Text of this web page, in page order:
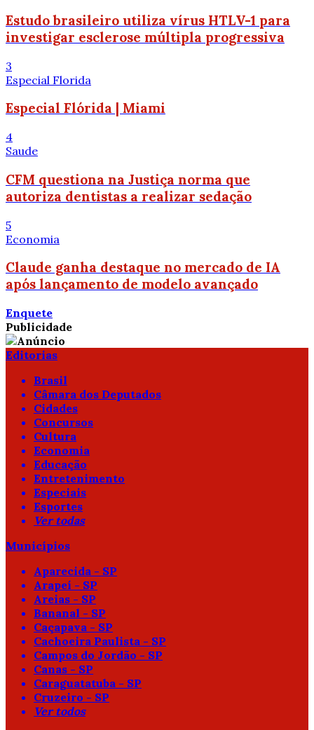
Estudo brasileiro utiliza vírus HTLV-1 para
investigar esclerose múltipla progressiva
3
Especial Florida
Especial Flórida | Miami
4
Saude
CFM questiona na Justiça norma que
autoriza dentistas a realizar sedação
5
Economia
Claude ganha destaque no mercado de IA
após lançamento de modelo avançado
Enquete
Publicidade
Editorias
Brasil
Câmara dos Deputados
Cidades
Concursos
Cultura
Economia
Educação
Entretenimento
Especiais
Esportes
Ver todas
Municípios
Aparecida - SP
Arapeí - SP
Areias - SP
Bananal - SP
Caçapava - SP
Cachoeira Paulista - SP
Campos do Jordão - SP
Canas - SP
Caraguatatuba - SP
Cruzeiro - SP
Ver todos